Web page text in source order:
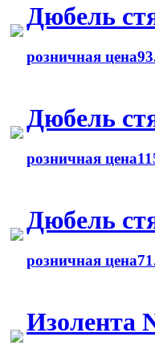
Дюбель
розничная цена
Дюбель
розничная цена
Дюбель
розничная цена
Изолента